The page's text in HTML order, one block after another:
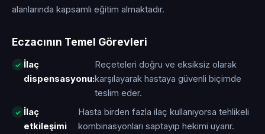
alanlarında kapsamlı eğitim almaktadır.
Eczacının Temel Görevleri
İlaç
dispensasyonu:
Reçeteleri doğru ve eksiksiz olarak
karşılayarak hastaya güvenli biçimde
teslim eder.
İlaç
etkileşimi
Hasta birden fazla ilaç kullanıyorsa tehlikeli
kombinasyonları saptayıp hekimi uyarır.